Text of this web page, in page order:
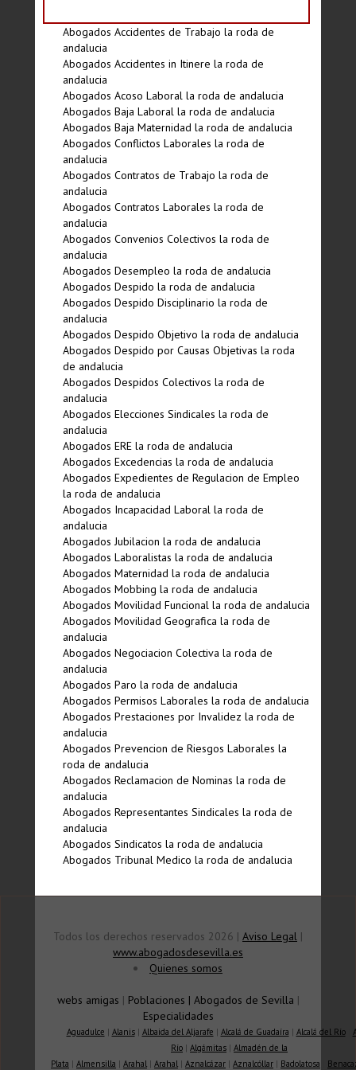
Abogados Accidentes de Trabajo la roda de
andalucia
Abogados Accidentes in Itinere la roda de
andalucia
Abogados Acoso Laboral la roda de andalucia
Abogados Baja Laboral la roda de andalucia
Abogados Baja Maternidad la roda de andalucia
Abogados Conflictos Laborales la roda de
andalucia
Abogados Contratos de Trabajo la roda de
andalucia
Abogados Contratos Laborales la roda de
andalucia
Abogados Convenios Colectivos la roda de
andalucia
Abogados Desempleo la roda de andalucia
Abogados Despido la roda de andalucia
Abogados Despido Disciplinario la roda de
andalucia
Abogados Despido Objetivo la roda de andalucia
Abogados Despido por Causas Objetivas la roda
de andalucia
Abogados Despidos Colectivos la roda de
andalucia
Abogados Elecciones Sindicales la roda de
andalucia
Abogados ERE la roda de andalucia
Abogados Excedencias la roda de andalucia
Abogados Expedientes de Regulacion de Empleo
la roda de andalucia
Abogados Incapacidad Laboral la roda de
andalucia
Abogados Jubilacion la roda de andalucia
Abogados Laboralistas la roda de andalucia
Abogados Maternidad la roda de andalucia
Abogados Mobbing la roda de andalucia
Abogados Movilidad Funcional la roda de andalucia
Abogados Movilidad Geografica la roda de
andalucia
Abogados Negociacion Colectiva la roda de
andalucia
Abogados Paro la roda de andalucia
Abogados Permisos Laborales la roda de andalucia
Abogados Prestaciones por Invalidez la roda de
andalucia
Abogados Prevencion de Riesgos Laborales la
roda de andalucia
Abogados Reclamacion de Nominas la roda de
andalucia
Abogados Representantes Sindicales la roda de
andalucia
Abogados Sindicatos la roda de andalucia
Abogados Tribunal Medico la roda de andalucia
Todos los derechos reservados 2026 | Aviso Legal |
www.abogadosdesevilla.es
Quienes somos
webs amigas | Poblaciones | Abogados de Sevilla |
Especialidades
Aguadulce | Alanis| Albaida del Aljarafe | Alcalá de Guadaíra | Alcalá del Río|
Río | Algámitas | Almadén de la
Plata | Almensilla | Arahal | Arahal | Aznalcázar | Aznalcóllar | Badolatosa